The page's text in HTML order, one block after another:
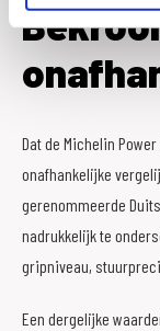
Dat de Michelin
onafhankelijke
gerenommeerde
nadrukkelijk te
gripniveau,
Een dergelijke